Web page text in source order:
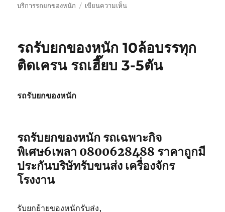
บริการรถยกของหนัก
เขียนความเห็นบน
เลอ
รถ
082-
5566214
รถรับยกของหนัก 10ล้อบรรทุก
ติดเครน รถเฮี๊ยบ 3-5ตัน
รถรับยกของหนัก
รถรับยกของหนัก รถเฉพาะกิจ
พิเศษ6เพลา 0800628488 ราคาถูกมี
ประกันบริษัทรับขนส่ง เครื่องจักร
โรงงาน
รับยกย้ายของหนักรับส่ง,